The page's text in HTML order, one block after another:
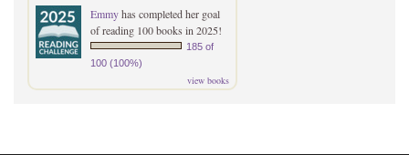
Emmyhas completed her goal
of reading 100 books in 2025!
185 of
100 (100%)
view books